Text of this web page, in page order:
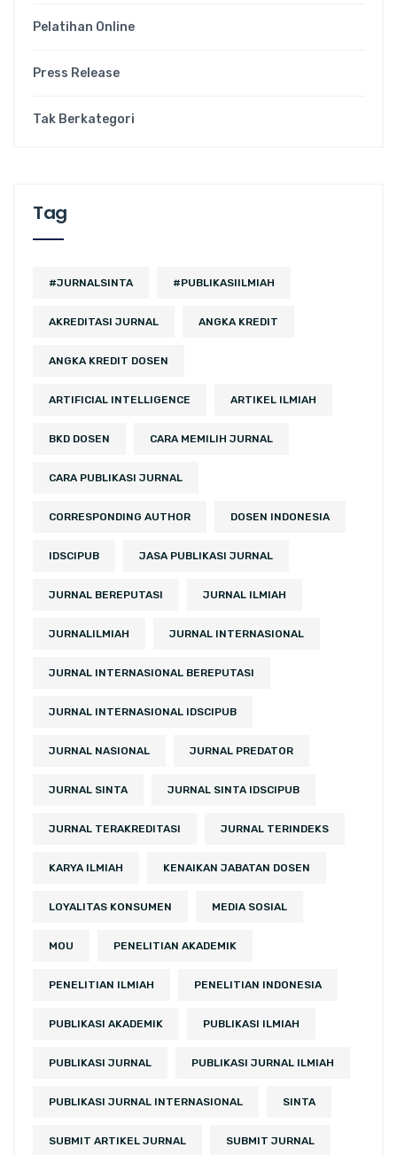
Pelatihan Online
Press Release
Tak Berkategori
Tag
#JURNALSINTA #PUBLIKASIILMIAH
AKREDITASI JURNAL ANGKA KREDIT
ANGKA KREDIT DOSEN
ARTIFICIAL INTELLIGENCE ARTIKEL ILMIAH
BKD DOSEN CARA MEMILIH JURNAL
CARA PUBLIKASI JURNAL
CORRESPONDING AUTHOR DOSEN INDONESIA
IDSCIPUB JASA PUBLIKASI JURNAL
JURNAL BEREPUTASI JURNAL ILMIAH
JURNALILMIAH JURNAL INTERNASIONAL
JURNAL INTERNASIONAL BEREPUTASI
JURNAL INTERNASIONAL IDSCIPUB
JURNAL NASIONAL JURNAL PREDATOR
JURNAL SINTA JURNAL SINTA IDSCIPUB
JURNAL TERAKREDITASI JURNAL TERINDEKS
KARYA ILMIAH KENAIKAN JABATAN DOSEN
LOYALITAS KONSUMEN MEDIA SOSIAL
MOU PENELITIAN AKADEMIK
PENELITIAN ILMIAH PENELITIAN INDONESIA
PUBLIKASI AKADEMIK PUBLIKASI ILMIAH
PUBLIKASI JURNAL PUBLIKASI JURNAL ILMIAH
PUBLIKASI JURNAL INTERNASIONAL SINTA
SUBMIT ARTIKEL JURNAL SUBMIT JURNAL